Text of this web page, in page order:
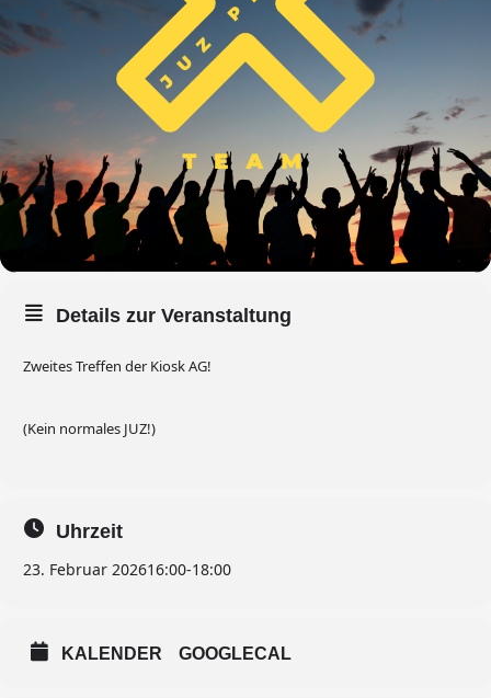
Details zur Veranstaltung
Zweites Treffen der Kiosk AG!
(Kein normales JUZ!)
Uhrzeit
23. Februar 202616:00-18:00
KALENDER GOOGLECAL